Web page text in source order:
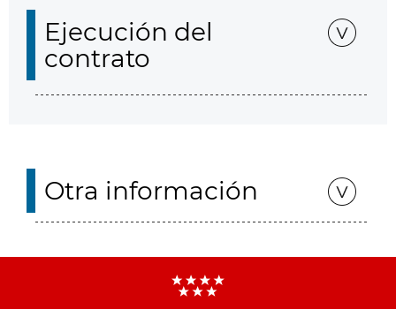
Ejecución del
contrato
Otra información